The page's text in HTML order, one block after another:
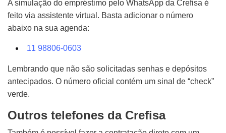
A simulação do empréstimo pelo WhatsApp da Crefisa é
feito via assistente virtual. Basta adicionar o número
abaixo na sua agenda:
11 98806-0603
Lembrando que não são solicitadas senhas e depósitos
antecipados. O número oficial contém um sinal de “check”
verde.
Outros telefones da Crefisa